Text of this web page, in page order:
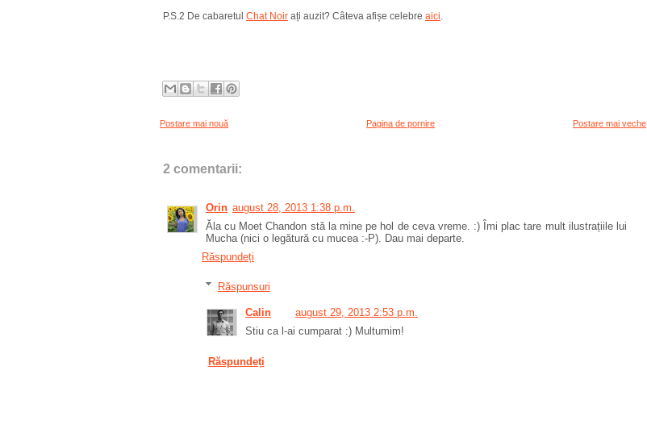
P.S.2 De cabaretul Chat Noir ați auzit? Câteva afișe celebre aici.
Postare mai nouă Postare mai veche
Pagina de pornire
2 comentarii:
Orin august 28, 2013 1:38 p.m.
Ăla cu Moet Chandon stă la mine pe hol de ceva vreme. :) Îmi plac tare mult ilustrațiile lui
Mucha (nici o legătură cu mucea :-P). Dau mai departe.
Răspundeți
Răspunsuri
Calin
august 29, 2013 2:53 p.m.
Stiu ca l-ai cumparat :) Multumim!
Răspundeți